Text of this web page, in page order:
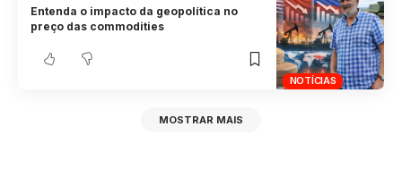
NOTÍCIAS
Entenda o impacto da geopolítica no
preço das commodities
MOSTRAR MAIS